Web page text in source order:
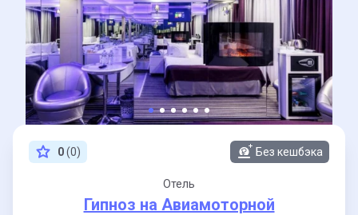
0(0) Без кешбэка
Отель
Гипноз на Авиамоторной